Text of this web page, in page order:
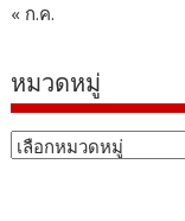
« ก.ค.
หมวดหมู่
หมวด